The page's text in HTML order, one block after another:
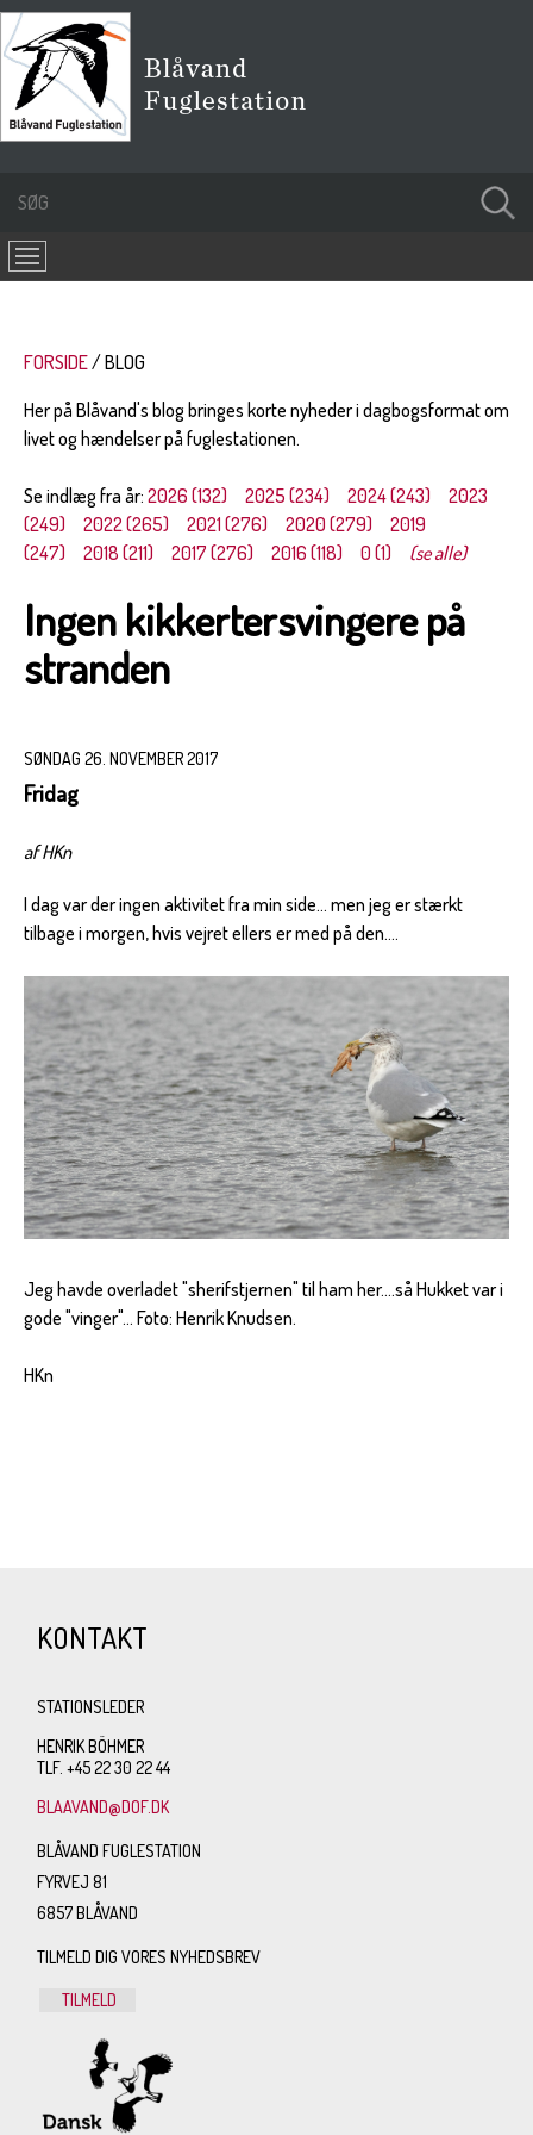
FORSIDE
BLOG
Her på Blåvand's blog bringes korte nyheder i dagbogsformat om
livet og hændelser på fuglestationen.
Se indlæg fra år: 2026 (132) 2025 (234) 2024 (243)
2023
(249)
2022 (265) 2021 (276) 2020 (279)
2019
(247)
2018 (211) 2017 (276) 2016 (118) 0 (1) (se alle)
Ingen kikkertersvingere på
stranden
SØNDAG 26. NOVEMBER 2017
Fridag
af HKn
I dag var der ingen aktivitet fra min side... men jeg er stærkt
tilbage i morgen, hvis vejret ellers er med på den....
Jeg havde overladet "sherifstjernen" til ham her....så Hukket var i
gode "vinger"... Foto: Henrik Knudsen.
HKn
KONTAKT
STATIONSLEDER
HENRIK BÖHMER
TLF. +45 22 30 22 44
BLAAVAND@DOF.DK
BLÅVAND FUGLESTATION
FYRVEJ 81
6857 BLÅVAND
TILMELD DIG VORES NYHEDSBREV
TILMELD